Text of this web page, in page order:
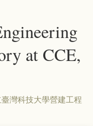
at CCE,
灣科技大學營建工程